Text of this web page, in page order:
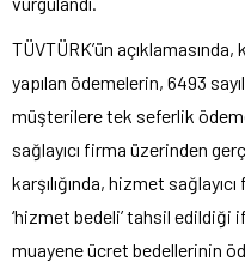
TÜVTÜRK’ün
yapılan ödemelerin, 6493
müşterilere tek seferlik
sağlayıcı firma üzerinden
karşılığında, hizmet
‘hizmet bedeli’ tahsil edildiği
muayene ücret bedellerinin